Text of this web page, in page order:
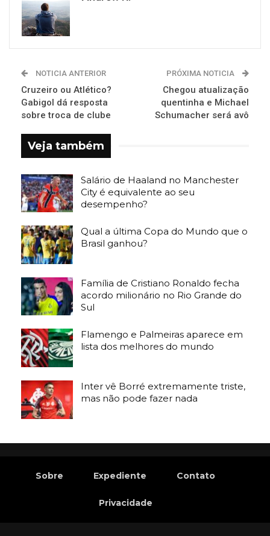
NOTICIA ANTERIOR
Cruzeiro ou Atlético?
Gabigol dá resposta
sobre troca de clube
PRÓXIMA NOTICIA
Chegou atualização
quentinha e Michael
Schumacher será avô
Veja também
Salário de Haaland no Manchester
City é equivalente ao seu
desempenho?
Qual a última Copa do Mundo que o
Brasil ganhou?
Família de Cristiano Ronaldo fecha
acordo milionário no Rio Grande do
Sul
Flamengo e Palmeiras aparece em
lista dos melhores do mundo
Inter vê Borré extremamente triste,
mas não pode fazer nada
Sobre Expediente Contato
Privacidade